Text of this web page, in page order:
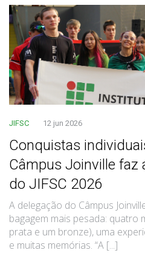
JIFSC 12 jun 2026
Conquistas
Câmpus Joinville faz
do JIFSC 2026
A delegação do Câmpus
bagagem mais pesada: quatro
prata e um bronze), uma
e muitas memórias. “A [...]